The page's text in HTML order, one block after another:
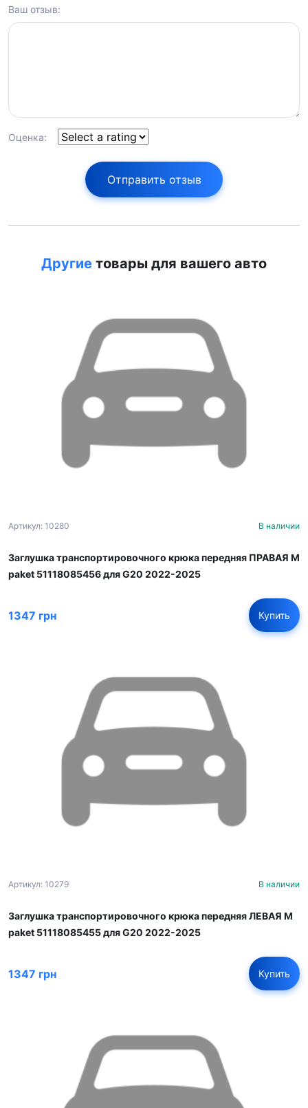
Ваш отзыв:
Оценка:
Отправить отзыв
Другие товары для вашего авто
Артикул: 10280 В наличии
Заглушка транспортировочного крюка передняя ПРАВАЯ M
paket 51118085456 для G20 2022-2025
1347 грн Купить
Артикул: 10279 В наличии
Заглушка транспортировочного крюка передняя ЛЕВАЯ M
paket 51118085455 для G20 2022-2025
1347 грн Купить